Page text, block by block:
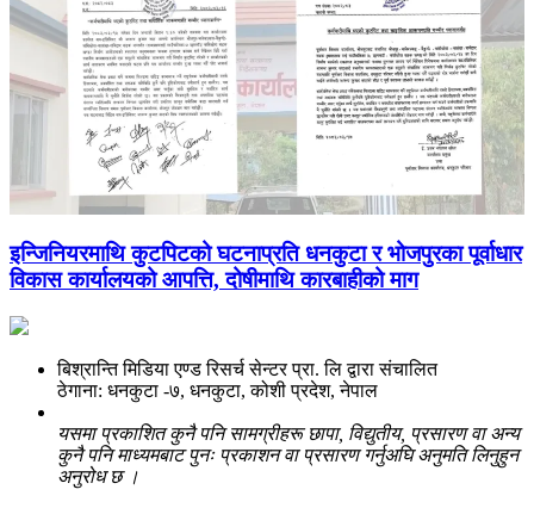
इन्जिनियरमाथि कुटपिटको घटनाप्रति धनकुटा र भोजपुरका पूर्वाधार
विकास कार्यालयको आपत्ति, दोषीमाथि कारबाहीको माग
बिश्रान्ति मिडिया एण्ड रिसर्च सेन्टर प्रा. लि द्वारा संचालित
ठेगाना: धनकुटा -७, धनकुटा, कोशी प्रदेश, नेपाल
यसमा प्रकाशित कुनै पनि सामग्रीहरू छापा, विद्युतीय, प्रसारण वा अन्य
कुनै पनि माध्यमबाट पुनः प्रकाशन वा प्रसारण गर्नुअघि अनुमति लिनुहुन
अनुरोध छ ।